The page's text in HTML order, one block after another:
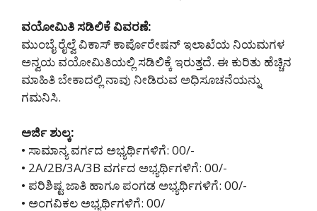
ವಯೋಮಿತಿ ಸಡಿಲಿಕೆ ವಿವರಣೆ:
ಮುಂಬೈ ರೈಲ್ವೆ ವಿಕಾಸ್ ಕಾರ್ಪೊರೇಷನ್ ಇಲಾಖೆಯ ನಿಯಮಗಳ
ಅನ್ವಯ ವಯೋಮಿತಿಯಲ್ಲಿ ಸಡಿಲಿಕ್ಕೆ ಇರುತ್ತದೆ. ಈ ಕುರಿತು ಹೆಚ್ಚಿನ
ಮಾಹಿತಿ ಬೇಕಾದಲ್ಲಿ ನಾವು ನೀಡಿರುವ ಅಧಿಸೂಚನೆಯನ್ನು
ಗಮನಿಸಿ.
ಅರ್ಜಿ ಶುಲ್ಕ:
• ಸಾಮಾನ್ಯ ವರ್ಗದ ಅಭ್ಯರ್ಥಿಗಳಿಗೆ: 00/-
• 2A/2B/3A/3B ವರ್ಗದ ಅಭ್ಯರ್ಥಿಗಳಿಗೆ: 00/-
• ಪರಿಶಿಷ್ಟ ಜಾತಿ ಹಾಗೂ ಪಂಗಡ ಅಭ್ಯರ್ಥಿಗಳಿಗೆ: 00/-
• ಅಂಗವಿಕಲ ಅಭ್ಯರ್ಥಿಗಳಿಗೆ: 00/